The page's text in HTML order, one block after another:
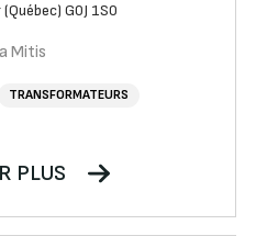
G0J 1S0
Mitis
TRANSFORMATEURS
PLUS